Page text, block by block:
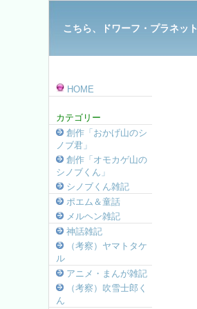
こちら、ドワーフ・プラネット
HOME
カテゴリー
創作「おかげ山のシ
ノブ君」
創作「オモカゲ山の
シノブくん」
シノブくん雑記
ポエム＆童話
メルヘン雑記
神話雑記
（考察）ヤマトタケ
ル
アニメ・まんが雑記
（考察）吹雪士郎く
ん